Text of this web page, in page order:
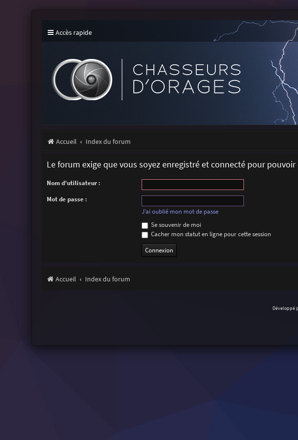
Accès rapide
Accueil Index du forum
Le forum exige que vous soyez enregistré et connecté pour
Nom d’utilisateur :
Mot de passe :
J’ai oublié mon mot de passe
Se souvenir de moi
Cacher mon statut en ligne pour cette session
Accueil Index du forum
Développé